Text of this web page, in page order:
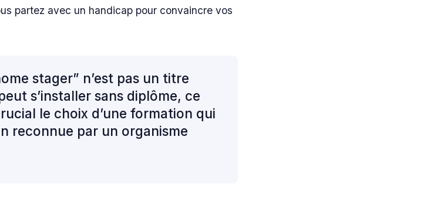
partez avec un handicap pour convaincre vos
stager” n’est pas un titre
s’installer sans diplôme, ce
le choix d’une formation qui
reconnue par un organisme